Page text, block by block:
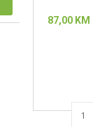
87,00 KM